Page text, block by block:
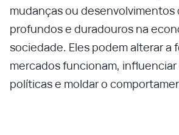
mudanças ou
profundos e duradouros na
sociedade. Eles podem alterar a
mercados funcionam,
políticas e moldar o